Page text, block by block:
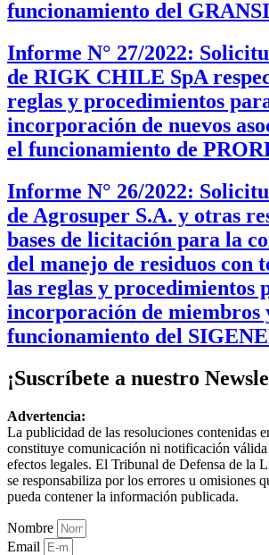
funcionamiento del
Informe N° 27/2022:
de RIGK CHILE SpA
reglas y procedimientos
incorporación de nuevos
el funcionamiento de
Informe N° 26/2022:
de Agrosuper S.A. y otras
bases de licitación para la
del manejo de residuos con
las reglas y procedimientos
incorporación de miembros
funcionamiento del
¡Suscríbete a nuestro
Advertencia:
La publicidad de las resoluciones contenidas
constituye comunicación ni notificación válida
efectos legales. El Tribunal de Defensa de la
se responsabiliza por los errores u omisiones
pueda contener la información publicada.
Nombre
Email